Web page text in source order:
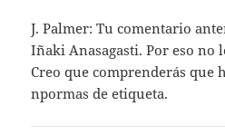
J. Palmer: Tu comentario
Iñaki Anasagasti. Por eso no
Creo que comprenderás que
npormas de etiqueta.